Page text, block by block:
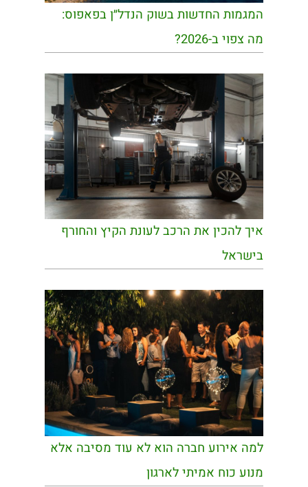
המגמות החדשות בשוק הנדל״ן בפאפוס:
מה צפוי ב-2026?
איך להכין את הרכב לעונת הקיץ והחורף
בישראל
למה אירוע חברה הוא לא עוד מסיבה אלא
מנוע כוח אמיתי לארגון